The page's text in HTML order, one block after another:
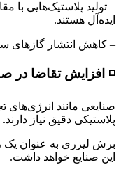
– تولید پلاستیک‌هایی با
ایده‌آل هستند.
– کاهش انتشار گازهای
◽ افزایش تقاضا در
صنایعی مانند انرژی‌های
پلاستیکی دقیق نیاز دارند.
برش لیزری به عنوان یک
این صنایع خواهد داشت.